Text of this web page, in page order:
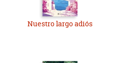
Nuestro largo adiós